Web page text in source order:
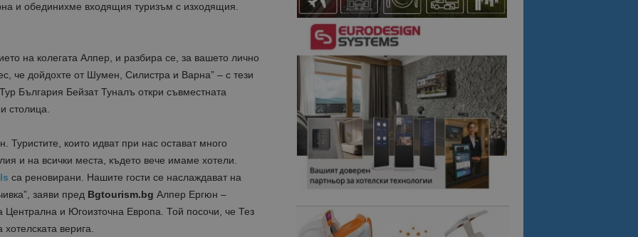
и обединихме входящия туризъм с изходящия.
на колегата Алпер, и разбира се, за вашето лично
че дойдохте от Шумен, Силистра и Варна” – с тези
България Бейзат Туналъ откри съвместната
столица.
Туристите, които идват при нас остават много
и на всички места, където вече имаме хотели.
са реновирани. Нашите гости се наслаждават на
заяви пред Bgtourism.bg Алпер Ергюн –
Централна и Югоизточна Европа. Той посочи, че Тез
верига.